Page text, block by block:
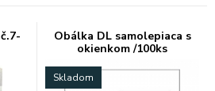
Obálka DL samolepiaca s
okienkom /100ks
Skladom